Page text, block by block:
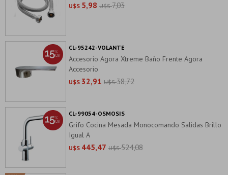
U$S 5,98 U$S 7,03
Accesorio Agora Xtreme Baño Frente Agora
Accesorio
U$S 32,91 U$S 38,72
CL-95242-VOLANTE
Grifo Cocina Mesada Monocomando Salidas Brillo
Igual A
U$S 445,47 U$S 524,08
CL-99054-OSMOSIS